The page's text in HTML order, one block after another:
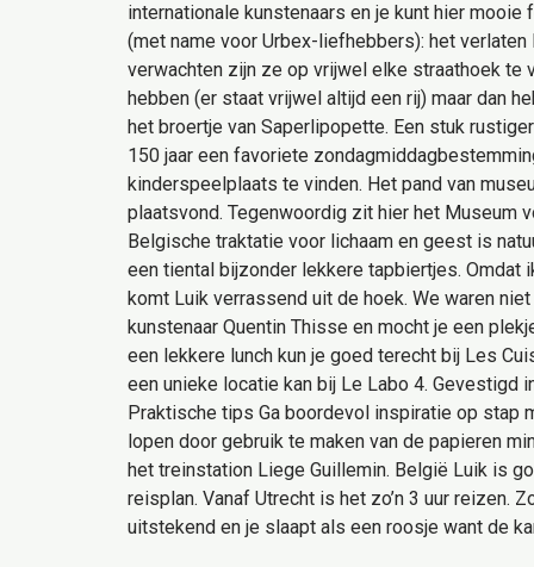
internationale kunstenaars en je kunt hier mooie
(met name voor Urbex-liefhebbers): het
verwachten zijn ze op vrijwel elke straathoek te
hebben (er staat vrijwel altijd een rij) maar dan
het broertje van Saperlipopette. Een stuk
150 jaar een favoriete
kinderspeelplaats te vinden. Het pand van
plaatsvond. Tegenwoordig zit hier het Museum
Belgische traktatie voor lichaam en geest is
een tiental bijzonder lekkere tapbiertjes. Omdat
komt Luik verrassend uit de hoek. We waren
kunstenaar Quentin Thisse en mocht je een
een lekkere lunch kun je goed terecht bij Les
een unieke locatie kan bij Le Labo 4. Gevestigd
Praktische tips Ga boordevol inspiratie op stap
lopen door gebruik te maken van de papieren
het treinstation Liege Guillemin. België Luik is
reisplan. Vanaf Utrecht is het zo’n 3 uur reizen.
uitstekend en je slaapt als een roosje want de